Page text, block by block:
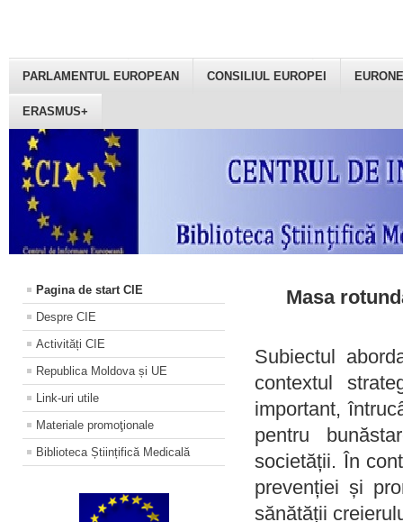
PARLAMENTUL EUROPEAN CONSILIUL EUROPEI
ERASMUS+
Pagina de start CIE
Despre CIE
Activități CIE
Republica Moldova și UE
Link-uri utile
Materiale promoţionale
Biblioteca Științifică Medicală
Masa
Subiectul
contextul
important,
pentru
societății. În
prevenției și
sănătății